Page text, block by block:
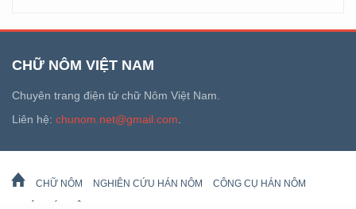
CHỮ NÔM VIỆT NAM
Chuyên trang điện tử chữ Nôm Việt Nam.
Liên hệ: chunom.net@gmail.com
CHỮ NÔM NGHIÊN CỨU HÁN NÔM CÔNG CỤ HÁN NÔM